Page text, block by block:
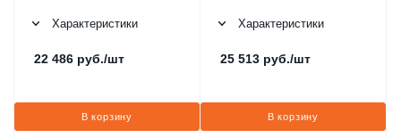
Характеристики
22 486 руб./шт
В корзину
Характеристики
25 513 руб./шт
В корзину